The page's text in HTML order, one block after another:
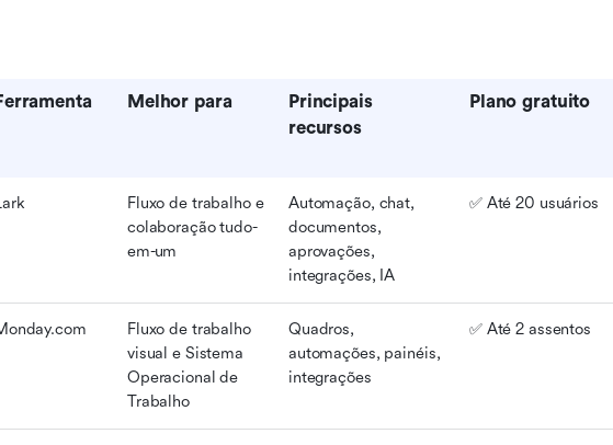
Melhor para
Principais
recursos
Plano gratuito
Fluxo de trabalho e
colaboração tudo-
em-um
Automação, chat,
documentos,
aprovações,
integrações, IA
✅ Até 20 usuários
Fluxo de trabalho
visual e Sistema
Operacional de
Trabalho
Quadros,
automações, painéis,
integrações
✅ Até 2 assentos